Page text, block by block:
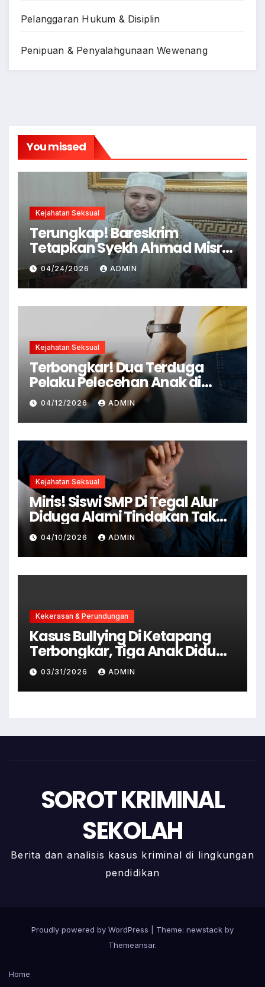
Pelanggaran Hukum & Disiplin
Penipuan & Penyalahgunaan Wewenang
You missed
Kejahatan Seksual
Terungkap! Bareskrim
Tetapkan Syekh Ahmad Misry
Tersangka, Kasus Dugaan
Pelecehan Seksual
04/24/2026 ADMIN
Kejahatan Seksual
Terbongkar! Dua Terduga
Pelaku Pelecehan Anak di
Cianjur Ditangkap Polisi
04/12/2026 ADMIN
Kejahatan Seksual
Miris! Siswi SMP Di Tegal Alur
Diduga Alami Tindakan Tak
Senonoh Di Sekolah
04/10/2026 ADMIN
Kekerasan & Perundungan
Kasus Bullying Di Ketapang
Terbongkar, Tiga Anak Diduga
Terlibat Kini Jadi Tersangka
03/31/2026 ADMIN
SOROT KRIMINAL
SEKOLAH
Berita dan analisis kasus kriminal di lingkungan
pendidikan
Proudly powered by WordPress
Theme: newstack by
Themeansar.
Home